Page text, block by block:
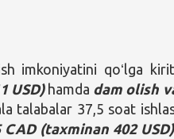
imkoniyatini qoʻlga
USD)hamda dam olish
talabalar 37,5 soat
CAD (taxminan 402 USD)